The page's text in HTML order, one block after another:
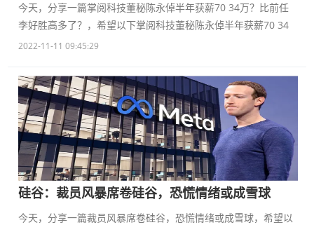
今天，分享一篇掌阅科技董秘陈永倬半年获薪70 34万？比前任
李好胜高多了？，希望以下掌阅科技董秘陈永倬半年获薪70 34
2022-11-11 09:45:29
硅谷：裁员风暴席卷硅谷，恐慌情绪或成雪球
今天，分享一篇裁员风暴席卷硅谷，恐慌情绪或成雪球，希望以